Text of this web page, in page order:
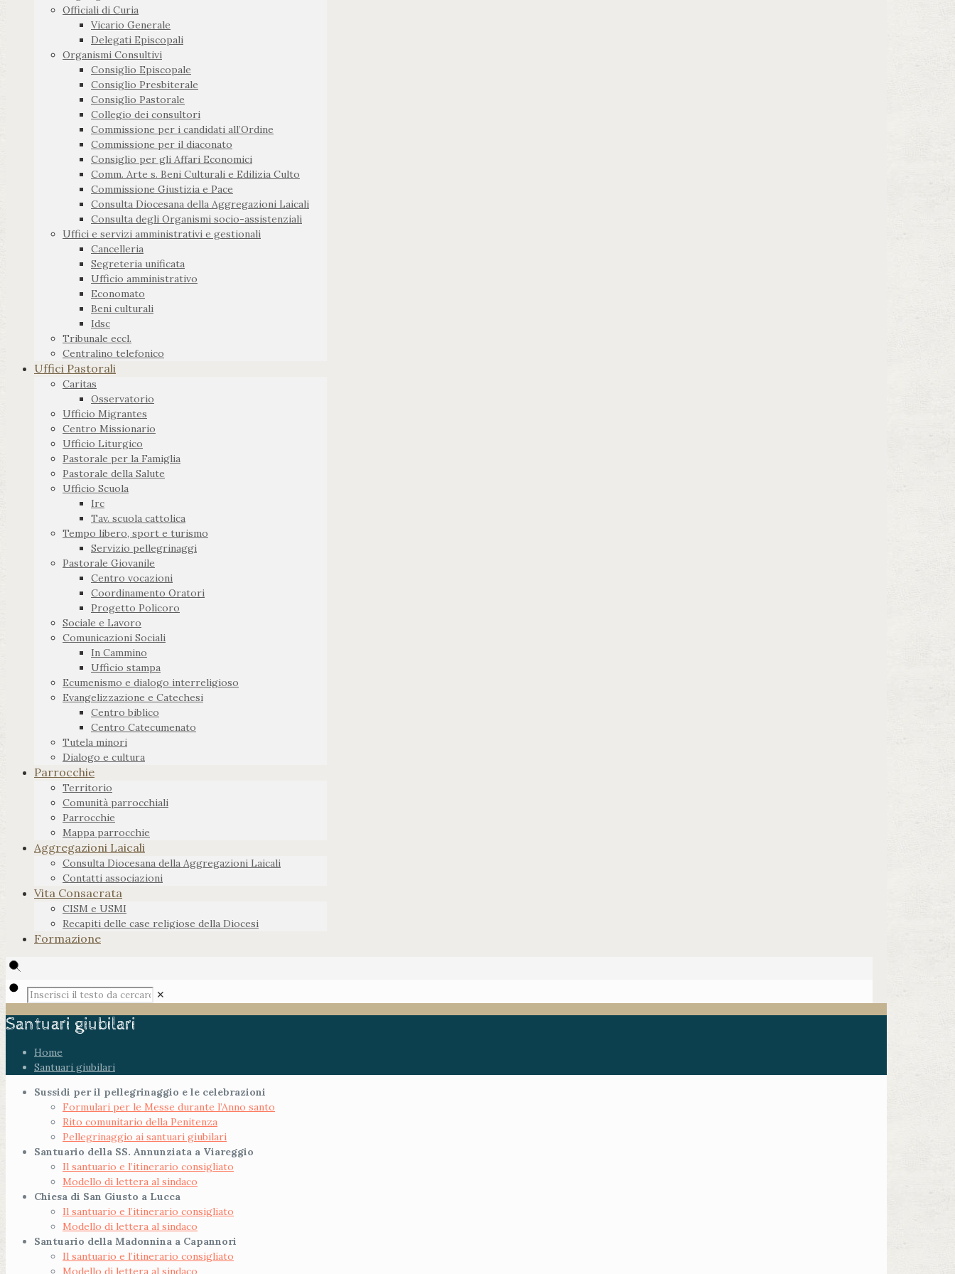
Officiali di Curia
Vicario Generale
Delegati Episcopali
Organismi Consultivi
Consiglio Episcopale
Consiglio Presbiterale
Consiglio Pastorale
Collegio dei consultori
Commissione per i candidati all’Ordine
Commissione per il diaconato
Consiglio per gli Affari Economici
Comm. Arte s. Beni Culturali e Edilizia Culto
Commissione Giustizia e Pace
Consulta Diocesana della Aggregazioni Laicali
Consulta degli Organismi socio-assistenziali
Uffici e servizi amministrativi e gestionali
Cancelleria
Segreteria unificata
Ufficio amministrativo
Economato
Beni culturali
Idsc
Tribunale eccl.
Centralino telefonico
Uffici Pastorali
Caritas
Osservatorio
Ufficio Migrantes
Centro Missionario
Ufficio Liturgico
Pastorale per la Famiglia
Pastorale della Salute
Ufficio Scuola
Irc
Tav. scuola cattolica
Tempo libero, sport e turismo
Servizio pellegrinaggi
Pastorale Giovanile
Centro vocazioni
Coordinamento Oratori
Progetto Policoro
Sociale e Lavoro
Comunicazioni Sociali
In Cammino
Ufficio stampa
Ecumenismo e dialogo interreligioso
Evangelizzazione e Catechesi
Centro biblico
Centro Catecumenato
Tutela minori
Dialogo e cultura
Parrocchie
Territorio
Comunità parrocchiali
Parrocchie
Mappa parrocchie
Aggregazioni Laicali
Consulta Diocesana della Aggregazioni Laicali
Contatti associazioni
Vita Consacrata
CISM e USMI
Recapiti delle case religiose della Diocesi
Formazione
✕
Santuari giubilari
Home
Santuari giubilari
Sussidi per il pellegrinaggio e le celebrazioni
Formulari per le Messe durante l’Anno santo
Rito comunitario della Penitenza
Pellegrinaggio ai santuari giubilari
Santuario della SS. Annunziata a Viareggio
Il santuario e l’itinerario consigliato
Modello di lettera al sindaco
Chiesa di San Giusto a Lucca
Il santuario e l’itinerario consigliato
Modello di lettera al sindaco
Santuario della Madonnina a Capannori
Il santuario e l’itinerario consigliato
Modello di lettera al sindaco